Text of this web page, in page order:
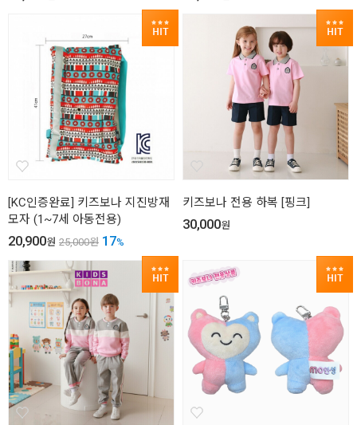
[KC인증완료] 키즈보나 지진방재
모자 (1~7세 아동전용)
20,900원 25,000원 17%
키즈보나 전용 하복 [핑크]
30,000원